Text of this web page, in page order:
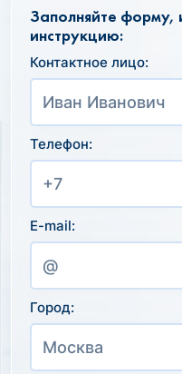
Заполняйте
инструкцию:
Контактное лицо:
Телефон:
E-mail:
Город: